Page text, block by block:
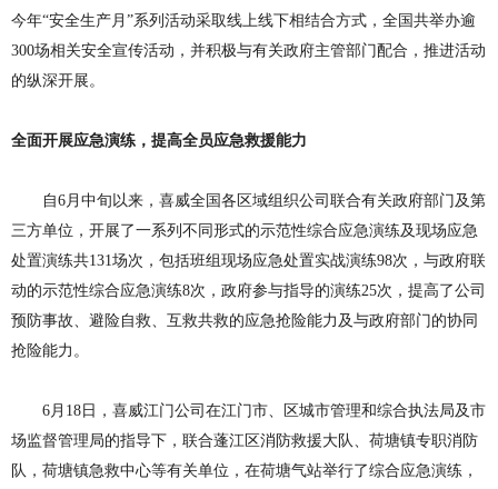
今年“安全生产月”系列活动采取线上线下相结合方式，全国共举办逾
300场相关安全宣传活动，并积极与有关政府主管部门配合，推进活动
的纵深开展。
全面开展应急演练，提高全员应急救援能力
自6月中旬以来，喜威全国各区域组织公司联合有关政府部门及第
三方单位，开展了一系列不同形式的示范性综合应急演练及现场应急
处置演练共131场次，包括班组现场应急处置实战演练98次，与政府联
动的示范性综合应急演练8次，政府参与指导的演练25次，提高了公司
预防事故、避险自救、互救共救的应急抢险能力及与政府部门的协同
抢险能力。
6月18日，喜威江门公司在江门市、区城市管理和综合执法局及市
场监督管理局的指导下，联合蓬江区消防救援大队、荷塘镇专职消防
队，荷塘镇急救中心等有关单位，在荷塘气站举行了综合应急演练，